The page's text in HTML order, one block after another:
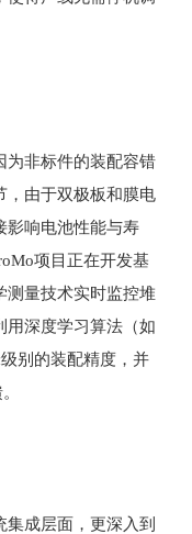
为非标件的装配容错
，由于双极板和膜电
影响电池性能与寿
项目正在开发基
测量技术实时监控堆
用深度学习算法（如
别的装配精度，并
成层面，更深入到